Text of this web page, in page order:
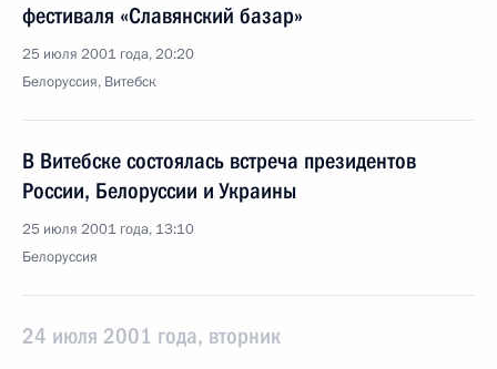
фестиваля «Славянский базар»
25 июля 2001 года, 20:20
Белоруссия, Витебск
В Витебске состоялась встреча президентов
России, Белоруссии и Украины
25 июля 2001 года, 13:10
Белоруссия
24 июля 2001 года, вторник